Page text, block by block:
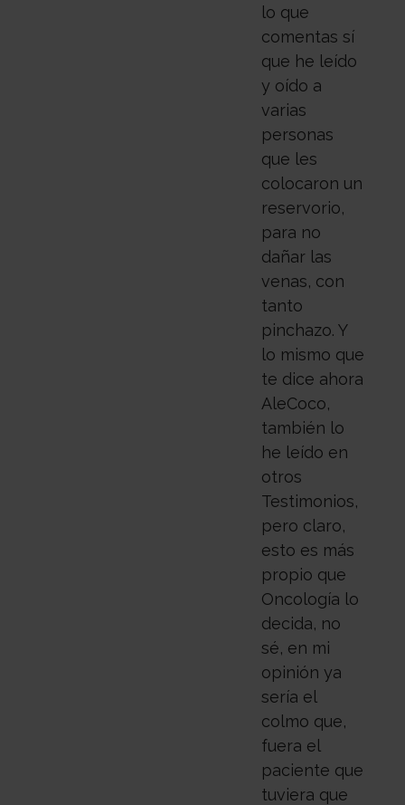
lo que
comentas sí
que he leído
y oído a
varias
personas
que les
colocaron un
reservorio,
para no
dañar las
venas, con
tanto
pinchazo. Y
lo mismo que
te dice ahora
AleCoco,
también lo
he leído en
otros
Testimonios,
pero claro,
esto es más
propio que
Oncología lo
decida, no
sé, en mi
opinión ya
sería el
colmo que,
fuera el
paciente que
tuviera que